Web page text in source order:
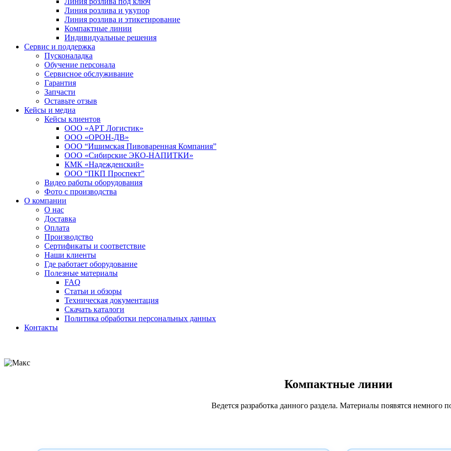
Линия розлива и укупор
Линия розлива и этикетирование
Компактные линии
Индивидуальные решения
Сервис и поддержка
Пусконаладка
Обучение персонала
Сервисное обслуживание
Гарантия
Запчасти
Оставьте отзыв
Кейсы и медиа
Кейсы клиентов
ООО «АРТ Логистик»
ООО «ОРОН-ДВ»
ООО “Ишимская Пивоваренная Компания”
ООО «Сибирские ЭКО-НАПИТКИ»
КМК «Надежденский»
ООО “ПКП Проспект”
Видео работы оборудования
Фото с производства
О компании
О нас
Доставка
Оплата
Производство
Сертификаты и соответствие
Наши клиенты
Где работает оборудование
Полезные материалы
FAQ
Статьи и обзоры
Техническая документация
Скачать каталоги
Политика обработки персональных данных
Контакты
Компактные линии
Ведется разработка данного раздела. Материалы появятся немного